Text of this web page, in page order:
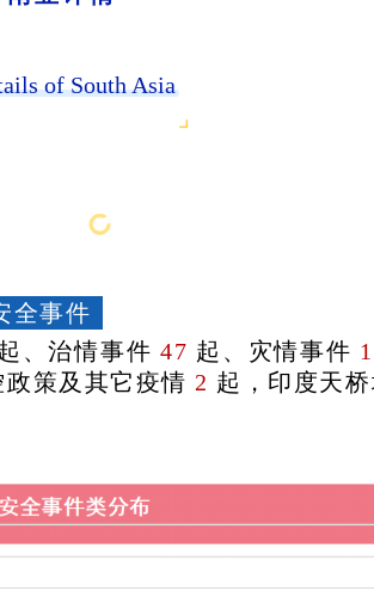
of South Asia
全事件
、治情事件47 起、灾情事件
策及其它疫情 2 起，印度天